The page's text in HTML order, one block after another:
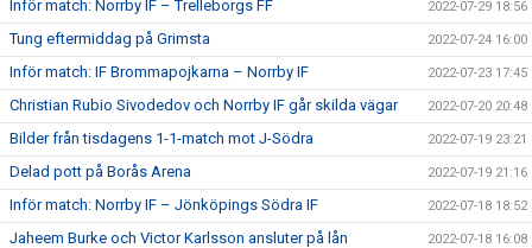
Inför match: Norrby IF – Trelleborgs FF 2022-07-29 18:56
Tung eftermiddag på Grimsta 2022-07-24 16:00
Inför match: IF Brommapojkarna – Norrby IF 2022-07-23 17:45
Christian Rubio Sivodedov och Norrby IF går skilda vägar 2022-07-20 20:48
Bilder från tisdagens 1-1-match mot J-Södra 2022-07-19 23:21
Delad pott på Borås Arena 2022-07-19 21:16
Inför match: Norrby IF – Jönköpings Södra IF 2022-07-18 18:52
Jaheem Burke och Victor Karlsson ansluter på lån 2022-07-18 16:08